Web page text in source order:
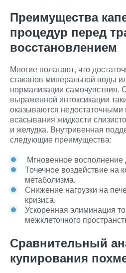
Преимущества
процедур перед
восстановлением
Многие полагают, что
стаканов минеральной воды
нормализации самочувствия.
выраженной интоксикации
оказываются недостаточными
всасывания жидкости
и желудка. Внутривенная
следующие преимущества:
Мгновенное
Точечное воздействие на
метаболизма.
Снижение нагрузки на
кризиса.
Ускоренная элиминация
межклеточного
Сравнительный
купирования